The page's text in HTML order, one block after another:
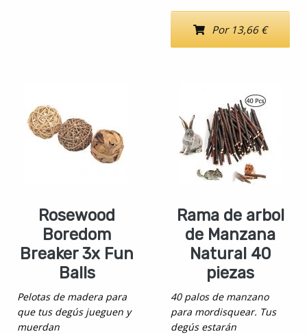
Por 13,66 €
Rosewood
Boredom
Breaker 3x Fun
Balls
Pelotas de madera para
que tus degús jueguen y
muerdan
Rama de arbol
de Manzana
Natural 40
piezas
40 palos de manzano
para mordisquear. Tus
degús estarán